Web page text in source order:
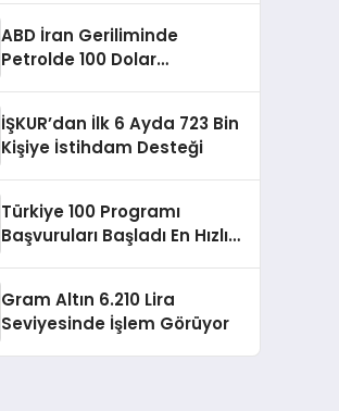
ABD İran Geriliminde
Petrolde 100 Dolar
İŞKUR’dan İlk 6 Ayda 723 Bin
Kişiye İstihdam Desteği
Türkiye 100 Programı
Başvuruları Başladı En Hızlı
Gram Altın 6.210 Lira
Seviyesinde İşlem Görüyor